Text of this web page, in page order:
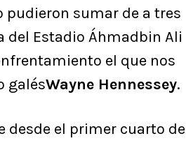
pudieron sumar de a tres
del Estadio Áhmadbin Ali
el que nos
galésWayne Hennessey.
desde el primer cuarto de